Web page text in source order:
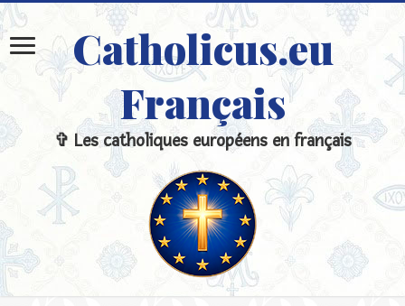
Catholicus.eu
Français
✞ Les catholiques européens en français